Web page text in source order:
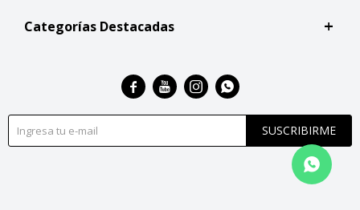
Categorías Destacadas
SUSCRIBIRME
   